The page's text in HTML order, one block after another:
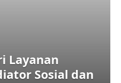
Layanan
Sosial dan